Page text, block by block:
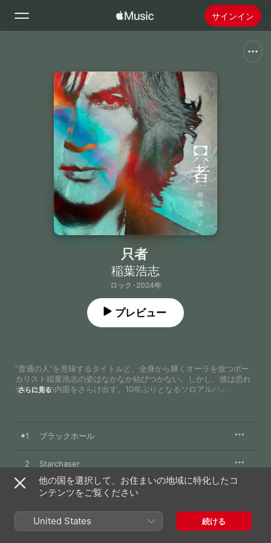
サインイン
ホーム
新着おすすめ
Apple Musicをインストール
只者
稲葉浩志
ロック · 2024年
“普通の人”を意味するタイトルと、全身から輝くオーラを放つボー
カリスト稲葉浩志の姿はなかなか結びつかない。しかし、彼は恐れ
ずに自身の内面をさらけ出す。10年ぶりとなるソロアルバムには、
確信を持たないまま生きる姿を見せる「cocoa」。弱さやずるさを
抱え、とりとめもない日々を重ねる“只者”の迷いや焦燥感をリアル
何かを追う者だけが知る解放感に満ちた「Starchaser」、自身に向
った「シャッター」。程よく力の抜けた歌声とサウンドが、人は誰
しも完璧ではないからこそ感じられるものがあると教えてくれる。
さらに見る
プレビュー
1 ブラックホール
2 Starchaser
3 Stray Hearts
我が魂の羅針
他の国を選択して、お住まいの地域に特化したコ
ンテンツをご覧ください
United States 続ける